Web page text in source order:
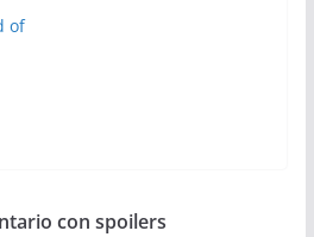
of
con spoilers